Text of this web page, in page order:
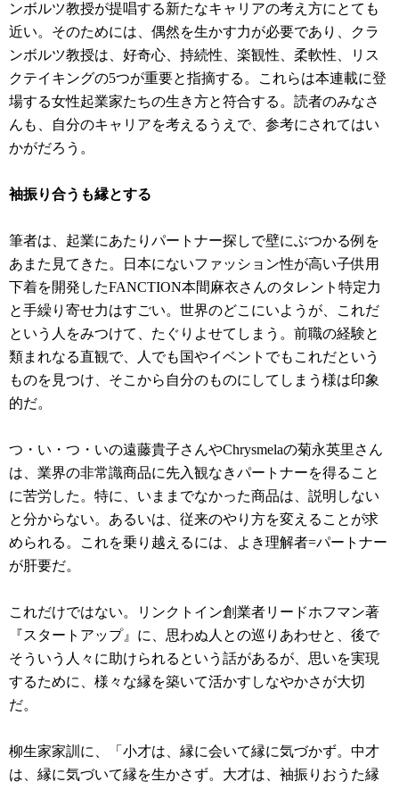
ンボルツ教授が提唱する新たなキャリアの考え方にとても
近い。そのためには、偶然を生かす力が必要であり、クラ
ンボルツ教授は、好奇心、持続性、楽観性、柔軟性、リス
クテイキングの5つが重要と指摘する。これらは本連載に登
場する女性起業家たちの生き方と符合する。読者のみなさ
んも、自分のキャリアを考えるうえで、参考にされてはい
かがだろう。
袖振り合うも縁とする
筆者は、起業にあたりパートナー探しで壁にぶつかる例を
あまた見てきた。日本にないファッション性が高い子供用
下着を開発したFANCTION本間麻衣さんのタレント特定力
と手繰り寄せ力はすごい。世界のどこにいようが、これだ
という人をみつけて、たぐりよせてしまう。前職の経験と
類まれなる直観で、人でも国やイベントでもこれだという
ものを見つけ、そこから自分のものにしてしまう様は印象
的だ。
つ・い・つ・いの遠藤貴子さんやChrysmelaの菊永英里さん
は、業界の非常識商品に先入観なきパートナーを得ること
に苦労した。特に、いままでなかった商品は、説明しない
と分からない。あるいは、従来のやり方を変えることが求
められる。これを乗り越えるには、よき理解者=パートナー
が肝要だ。
これだけではない。リンクトイン創業者リードホフマン著
『スタートアップ』に、思わぬ人との巡りあわせと、後で
そういう人々に助けられるという話があるが、思いを実現
するために、様々な縁を築いて活かすしなやかさが大切
だ。
柳生家家訓に、「小才は、縁に会いて縁に気づかず。中才
は、縁に気づいて縁を生かさず。大才は、袖振りおうた縁